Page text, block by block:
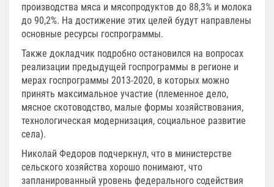
производства мяса и мясопродуктов до 88,3% и молока
до 90,2%. На достижение этих целей будут направлены
основные ресурсы госпрограммы.
Также докладчик подробно остановился на вопросах
реализации предыдущей госпрограммы в регионе и
мерах госпрограммы 2013-2020, в которых можно
принять максимальное участие (племенное дело,
мясное скотоводство, малые формы хозяйствования,
технологическая модернизация, социальное развитие
села).
Николай Федоров подчеркнул, что в министерстве
сельского хозяйства хорошо понимают, что
запланированный уровень федерального содействия